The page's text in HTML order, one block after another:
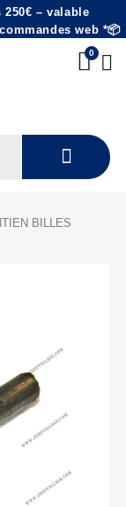
250€ – valable
web *📦
BILLES